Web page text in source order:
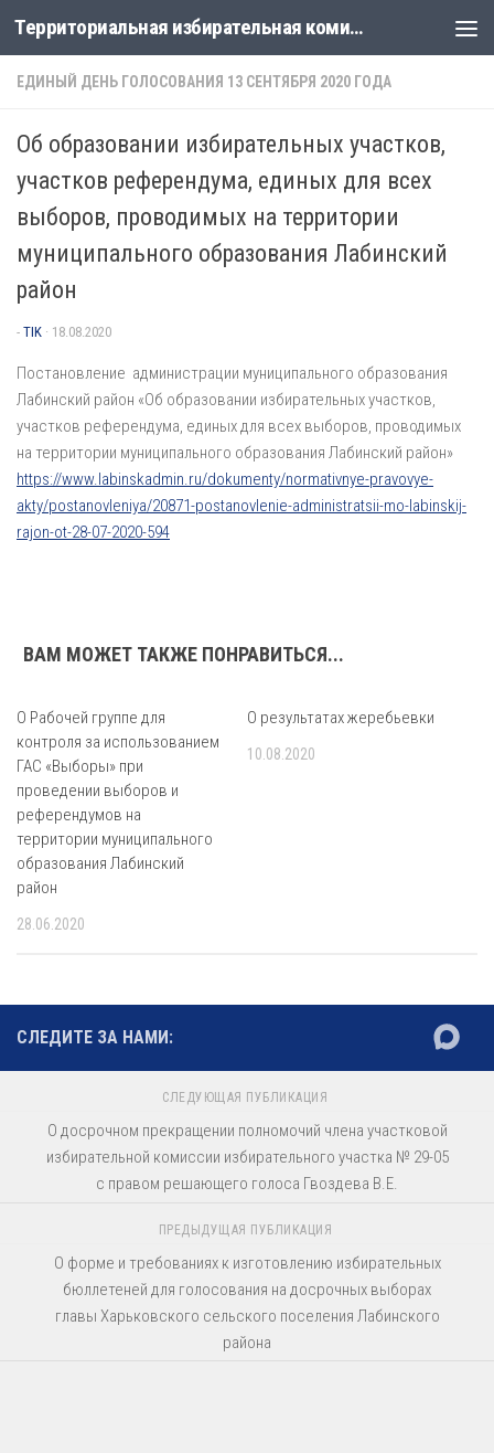
Перейти к содержимому Территориальная избирательная комиссия Лабинская
ЕДИНЫЙ ДЕНЬ ГОЛОСОВАНИЯ 13 СЕНТЯБРЯ 2020 ГОДА
Об образовании избирательных участков,
участков референдума, единых для всех
выборов, проводимых на территории
муниципального образования Лабинский
район
- TIK · 18.08.2020
Постановление администрации муниципального образования
Лабинский район «Об образовании избирательных участков,
участков референдума, единых для всех выборов, проводимых
на территории муниципального образования Лабинский район»
https://www.labinskadmin.ru/dokumenty/normativnye-pravovye-
akty/postanovleniya/20871-postanovlenie-administratsii-mo-labinskij-
rajon-ot-28-07-2020-594
ВАМ МОЖЕТ ТАКЖЕ ПОНРАВИТЬСЯ...
О Рабочей группе для
контроля за использованием
ГАС «Выборы» при
проведении выборов и
референдумов на
территории муниципального
образования Лабинский
район
28.06.2020
О результатах жеребьевки
10.08.2020
СЛЕДИТЕ ЗА НАМИ:
СЛЕДУЮЩАЯ ПУБЛИКАЦИЯ
О досрочном прекращении полномочий члена участковой
избирательной комиссии избирательного участка № 29-05
с правом решающего голоса Гвоздева В.Е.
ПРЕДЫДУЩАЯ ПУБЛИКАЦИЯ
О форме и требованиях к изготовлению избирательных
бюллетеней для голосования на досрочных выборах
главы Харьковского сельского поселения Лабинского
района